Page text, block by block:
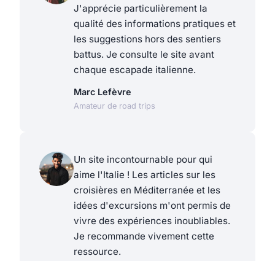
J'apprécie particulièrement la
qualité des informations pratiques et
les suggestions hors des sentiers
battus. Je consulte le site avant
chaque escapade italienne.
Marc Lefèvre
Amateur de road trips
Un site incontournable pour qui
aime l'Italie ! Les articles sur les
croisières en Méditerranée et les
idées d'excursions m'ont permis de
vivre des expériences inoubliables.
Je recommande vivement cette
ressource.